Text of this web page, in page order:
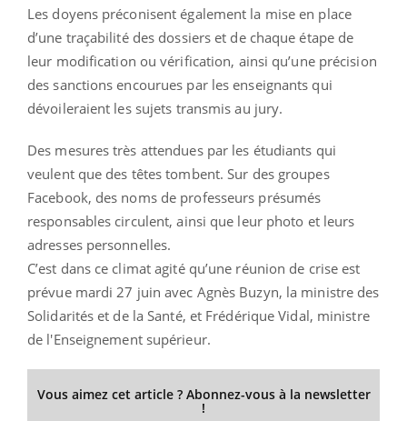
Les doyens préconisent également la mise en place
d’une traçabilité des dossiers et de chaque étape de
leur modification ou vérification, ainsi qu’une précision
des sanctions encourues par les enseignants qui
dévoileraient les sujets transmis au jury.
Des mesures très attendues par les étudiants qui
veulent que des têtes tombent. Sur des groupes
Facebook, des noms de professeurs présumés
responsables circulent, ainsi que leur photo et leurs
adresses personnelles.
C’est dans ce climat agité qu’une réunion de crise est
prévue mardi 27 juin avec Agnès Buzyn, la ministre des
Solidarités et de la Santé, et Frédérique Vidal, ministre
de l'Enseignement supérieur.
Vous aimez cet article ? Abonnez-vous à la newsletter
!